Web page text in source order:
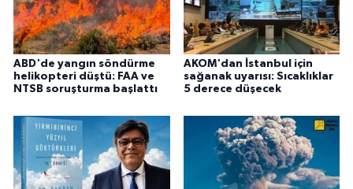
ABD'de yangın söndürme
helikopteri düştü: FAA ve
NTSB soruşturma başlattı
AKOM'dan İstanbul için
sağanak uyarısı: Sıcaklıklar
5 derece düşecek